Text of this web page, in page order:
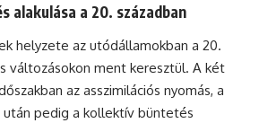
alakulása a 20. században
helyzete az utódállamokban a 20.
változásokon ment keresztül. A két
az asszimilációs nyomás, a
után pedig a kollektív büntetés